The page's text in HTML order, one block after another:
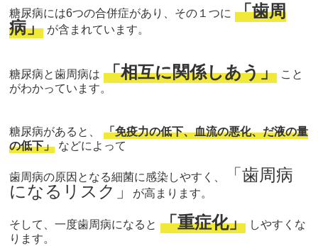
糖尿病には6つの合併症があり、その１つに 「歯周
病」 が含まれています。
糖尿病と歯周病は 「相互に関係しあう」 こと
がわかっています。
糖尿病があると、
「免疫力の低下、血流の悪化、だ液の量
の低下」 などによって
歯周病の原因となる細菌に感染しやすく、 「歯周病
になるリスク」
が高まります。
そして、一度歯周病になると 「重症化」 しやすくな
ります。